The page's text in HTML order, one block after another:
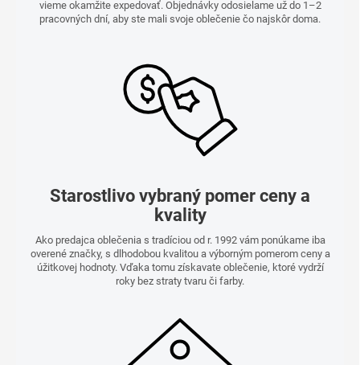
vieme okamžite expedovať. Objednávky odosielame už do 1–2
pracovných dní, aby ste mali svoje oblečenie čo najskôr doma.
Starostlivo vybraný pomer ceny a
kvality
Ako predajca oblečenia s tradíciou od r. 1992 vám ponúkame iba
overené značky, s dlhodobou kvalitou a výborným pomerom ceny a
úžitkovej hodnoty. Vďaka tomu získavate oblečenie, ktoré vydrží
roky bez straty tvaru či farby.